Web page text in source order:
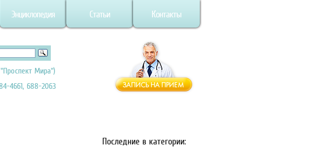
Энциклопедия Статьи Контакты
Мира")
4661, 688-2063
Последние в категории: